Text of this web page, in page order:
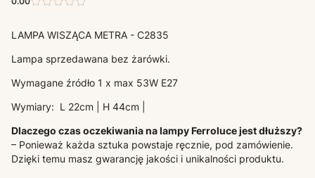
LAMPA WISZĄCA METRA - C2835
Lampa sprzedawana bez żarówki.
Wymagane źródło 1 x max 53W E27
Wymiary: L 22cm | H 44cm |
Dlaczego czas oczekiwania na lampy Ferroluce jest dłuższy?
– Ponieważ każda sztuka powstaje ręcznie, pod zamówienie.
Dzięki temu masz gwarancję jakości i unikalności produktu.